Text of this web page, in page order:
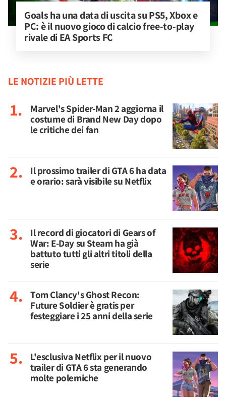
Goals ha una data di uscita su PS5, Xbox e
PC: è il nuovo gioco di calcio free-to-play
rivale di EA Sports FC
LE NOTIZIE PIÙ LETTE
Marvel's Spider-Man 2 aggiorna il
costume di Brand New Day dopo
le critiche dei fan
Il prossimo trailer di GTA 6 ha data
e orario: sarà visibile su Netflix
Il record di giocatori di Gears of
War: E-Day su Steam ha già
battuto tutti gli altri titoli della
serie
Tom Clancy's Ghost Recon:
Future Soldier è gratis per
festeggiare i 25 anni della serie
L'esclusiva Netflix per il nuovo
trailer di GTA 6 sta generando
molte polemiche